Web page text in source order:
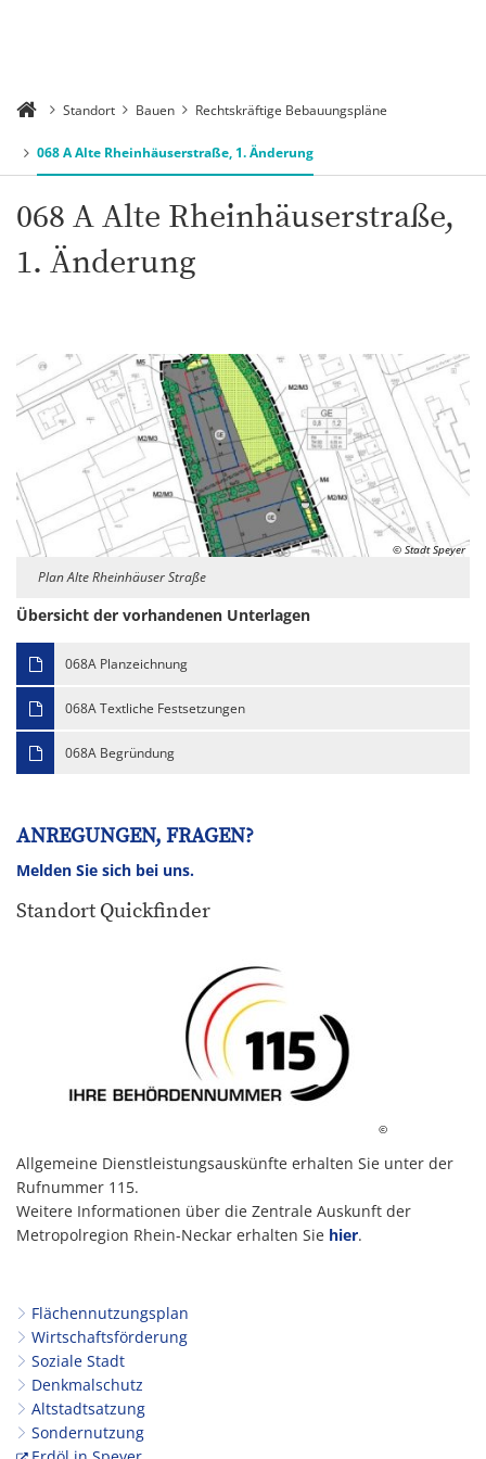
Standort Bauen Rechtskräftige Bebauungspläne
068 A Alte Rheinhäuserstraße, 1. Änderung
068 A Alte Rheinhäuserstraße,
1. Änderung
© Stadt Speyer
Plan Alte Rheinhäuser Straße
Übersicht der vorhandenen Unterlagen
068A Planzeichnung
068A Textliche Festsetzungen
068A Begründung
ANREGUNGEN, FRAGEN?
Melden Sie sich bei uns.
Standort Quickfinder
©
Allgemeine Dienstleistungsauskünfte erhalten Sie unter der
Rufnummer 115.
Weitere Informationen über die Zentrale Auskunft der
Metropolregion Rhein-Neckar erhalten Sie hier.
Flächennutzungsplan
Wirtschaftsförderung
Soziale Stadt
Denkmalschutz
Altstadtsatzung
Sondernutzung